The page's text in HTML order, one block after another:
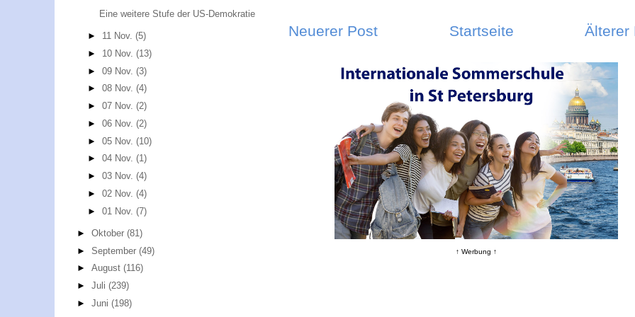
Neuerer Post Älterer
Startseite
↑ Werbung ↑
Eine weitere Stufe der US-Demokratie
► 11 Nov.(5)
► 10 Nov.(13)
►09 Nov.(3)
►08 Nov.(4)
►07 Nov.(2)
►06 Nov.(2)
►05 Nov.(10)
►04 Nov.(1)
►03 Nov.(4)
►02 Nov.(4)
►01 Nov.(7)
► Oktober (81)
► September (49)
► August (116)
► Juli (239)
► Juni (198)